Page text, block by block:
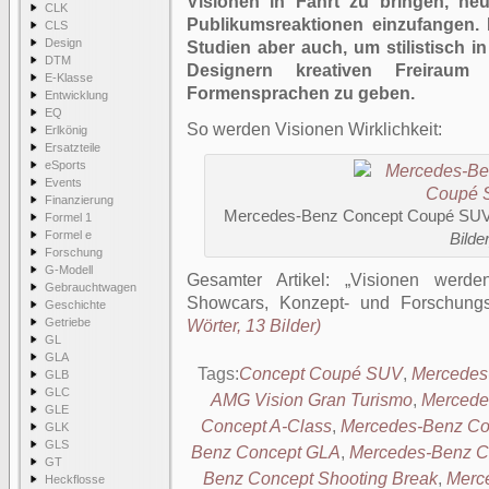
CLK
CLS
Design
DTM
E-Klasse
Entwicklung
EQ
Erlkönig
Ersatzteile
eSports
Events
Finanzierung
Formel 1
Formel e
Forschung
G-Modell
Gebrauchtwagen
Geschichte
Getriebe
GL
GLA
GLB
GLC
GLE
GLK
GLS
GT
Heckflosse
Publikumsreaktionen
Studien aber auch, um stilistisch
Designern kreativen
Formensprachen zu geben.
So werden Visionen Wirklichkeit:
Mercedes-Benz Concept Coupé
Gesamter Artikel:
Visionen
Showcars, Konzept- und
Wörter, 13 Bilder)
Tags:Concept Coupé SUV,
AMG Vision Gran Turismo,
Concept A-Class, Mercedes-Benz
Benz Concept GLA, Mercedes-Benz
Benz Concept Shooting Break,